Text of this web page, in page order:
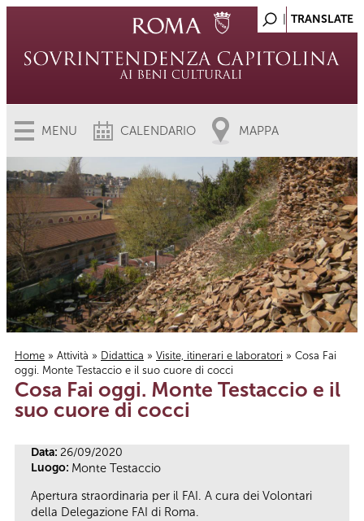
MENU CALENDARIO MAPPA
Tu sei qui
Home » Attività » Didattica » Visite, itinerari e laboratori » Cosa Fai
oggi. Monte Testaccio e il suo cuore di cocci
Cosa Fai oggi. Monte Testaccio e il
suo cuore di cocci
Data: 26/09/2020
Luogo: Monte Testaccio
Apertura straordinaria per il FAI. A cura dei Volontari
della Delegazione FAI di Roma.